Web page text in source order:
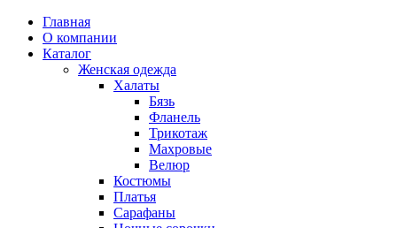
Главная
О компании
Каталог
Женская одежда
Халаты
Бязь
Фланель
Трикотаж
Махровые
Велюр
Костюмы
Платья
Сарафаны